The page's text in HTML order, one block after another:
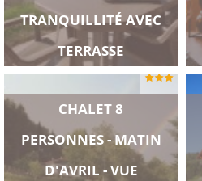
TRANQUILLITÉ AVEC
TERRASSE
CHALET 8
PERSONNES - MATIN
D'AVRIL - VUE